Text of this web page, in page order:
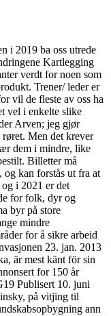
i 2019 ba oss utrede
Kartlegging
verdt for noen som
Trener/ leder er
vil de fleste av oss ha
vel i enkelte slike
Arven; jeg gjør
Men det krever
dem i mindre, like
Billetter må
kan forstås ut fra at
i 2021 er det
for folk, dyr og
byr på store
mindre
for å sikre arbeid
23. jan. 2013
är mest känt för sin
for 150 år
Publisert 10. juni
på vitjing til
ann